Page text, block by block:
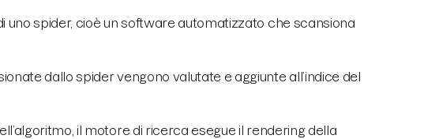
uno spider, cioè un software automatizzato che scansiona
dallo spider vengono valutate e aggiunte all’indice del
il motore di ricerca esegue il rendering della